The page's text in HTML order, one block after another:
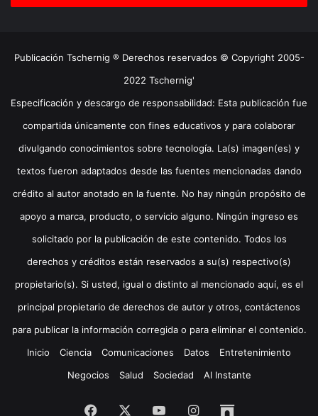
Publicación Tschernig ® Derechos reservados © Copyright 2005-
2022 Tschernig'
Especificación y descargo de responsabilidad: Esta publicación fue
compartida únicamente con fines educativos y para colaborar
divulgando conocimientos sobre tecnología. La(s) imagen(es) y
textos fueron adaptados desde las fuentes mencionadas dando
crédito al autor anotado en la fuente. No hay ningún propósito de
apoyo a marca, producto, o servicio alguno. Ningún ingreso es
solicitado por la publicación de este contenido. Todos los
derechos y créditos están reservados a su(s) respectivo(s)
propietario(s). Si usted, igual o distinto al mencionado aquí, es el
principal propietario de derechos de autor y otros, contáctenos
para publicar la información corregida o para eliminar el contenido.
Inicio
Ciencia Comunicaciones Datos
Entretenimiento
Negocios
Salud Sociedad Al Instante
Facebook YouTubeInstagramArchive